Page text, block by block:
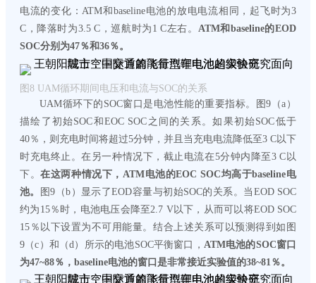
电流的变化：ATM和baseline电池的放电电流相同，起飞时为3
C，降落时为3.5 C，巡航时为1 C左右。 ATM和baseline的EOD
SOC分别为47％和36％。
图8 UAM循环期间电压和电流与SOC的关系
UAM循环下的SOC窗口是电池性能的重要指标。图9（a）
描绘了初始SOC和EOC SOC之间的关系。如果初始SOC低于
40％，则充电时间将超过5分钟，并且当充电电流降低至3 C以下
时充电终止。在另一种情况下，截止电流在5分钟内降至3 C以
下。在这两种情况下，ATM电池的EOC SOC均高于baseline电
池。
图9（b）显示了EOD容量与初始SOC的关系。当EOD SOC
约为15％时，电池电压会降至2.7 V以下，从而可以将EOD SOC
15％以下设置为不可用能量。结合上述关系可以预测得到如图
9（c）和（d）所示的电池SOC平衡窗口， ATM电池的SOC窗口
为47~88％，baseline电池的窗口是非常接近实验值的38~81％。